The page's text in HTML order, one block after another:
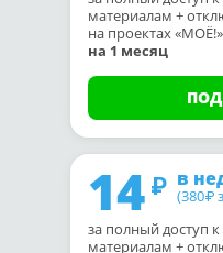
материалам +
на проектах «МОЁ!»
на 1 месяц
14 в
(380₽
за полный доступ
материалам +